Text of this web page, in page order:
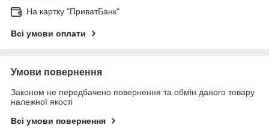
На картку "ПриватБанк"
Всі умови оплати
Умови повернення
Законом не передбачено повернення та обмін даного товару
належної якості
Всі умови повернення